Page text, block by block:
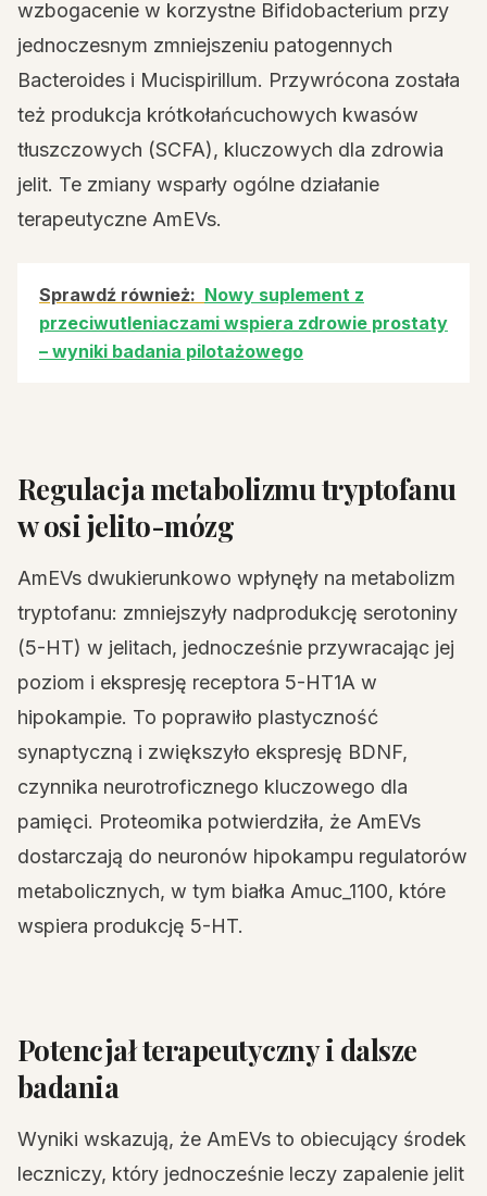
wzbogacenie w korzystne Bifidobacterium przy
jednoczesnym zmniejszeniu patogennych
Bacteroides i Mucispirillum. Przywrócona została
też produkcja krótkołańcuchowych kwasów
tłuszczowych (SCFA), kluczowych dla zdrowia
jelit. Te zmiany wsparły ogólne działanie
terapeutyczne AmEVs.
Sprawdź również: Nowy suplement z
przeciwutleniaczami wspiera zdrowie prostaty
– wyniki badania pilotażowego
Regulacja metabolizmu tryptofanu
w osi jelito-mózg
AmEVs dwukierunkowo wpłynęły na metabolizm
tryptofanu: zmniejszyły nadprodukcję serotoniny
(5-HT) w jelitach, jednocześnie przywracając jej
poziom i ekspresję receptora 5-HT1A w
hipokampie. To poprawiło plastyczność
synaptyczną i zwiększyło ekspresję BDNF,
czynnika neurotroficznego kluczowego dla
pamięci. Proteomika potwierdziła, że AmEVs
dostarczają do neuronów hipokampu regulatorów
metabolicznych, w tym białka Amuc_1100, które
wspiera produkcję 5-HT.
Potencjał terapeutyczny i dalsze
badania
Wyniki wskazują, że AmEVs to obiecujący środek
leczniczy, który jednocześnie leczy zapalenie jelit